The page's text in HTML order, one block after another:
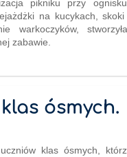
pikniku przy
na kucykach,
warkoczyków,
zabawie.
ósmych.
klas ósmych,